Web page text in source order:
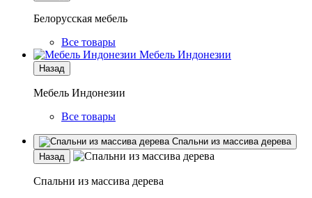
Белорусская мебель
Все товары
Мебель Индонезии
Назад
Мебель Индонезии
Все товары
Спальни из массива дерева
Назад
Спальни из массива дерева